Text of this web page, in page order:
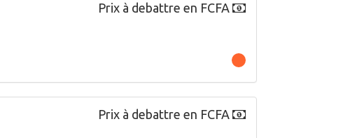
Prix à debattre en FCFA
Prix à debattre en FCFA